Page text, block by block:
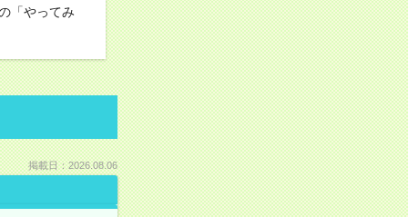
「やってみ
掲載日：2026.08.06